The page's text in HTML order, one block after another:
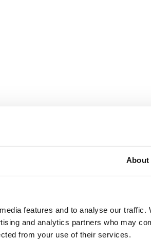
About
features and to analyse our traffic.
and analytics partners who may
from your use of their services.